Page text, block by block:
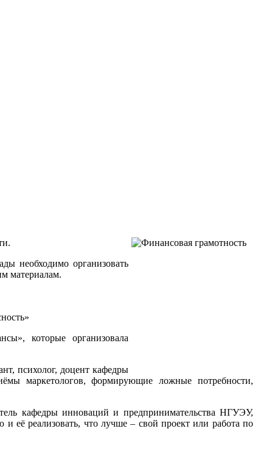
необходимо организовать
материалам.
которые организовала
психолог, доцент кафедры
маркетологов, формирующие ложные потребности,
кафедры инноваций и предпринимательства НГУЭУ,
и её реализовать, что лучше – свой проект или работа по